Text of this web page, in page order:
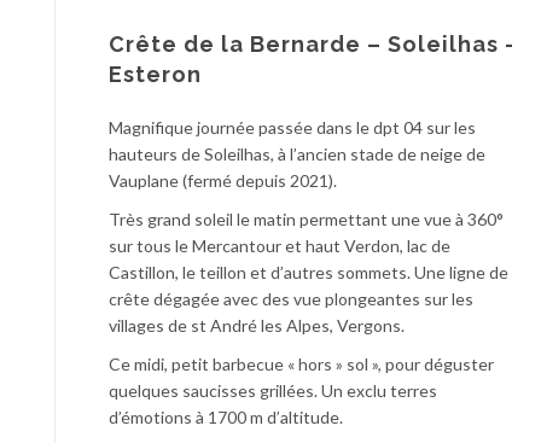
Crête de la Bernarde – Soleilhas -
Esteron
Magnifique journée passée dans le dpt 04 sur les
hauteurs de Soleilhas, à l’ancien stade de neige de
Vauplane (fermé depuis 2021).
Très grand soleil le matin permettant une vue à 360°
sur tous le Mercantour et haut Verdon, lac de
Castillon, le teillon et d’autres sommets. Une ligne de
crête dégagée avec des vue plongeantes sur les
villages de st André les Alpes, Vergons.
Ce midi, petit barbecue « hors » sol », pour déguster
quelques saucisses grillées. Un exclu terres
d’émotions à 1700 m d’altitude.